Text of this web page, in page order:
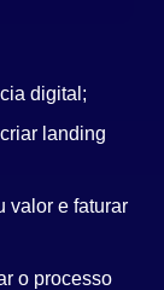
digital;
landing
valor e faturar
o processo